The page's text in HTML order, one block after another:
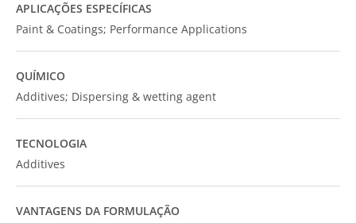
APLICAÇÕES ESPECÍFICAS
Paint & Coatings; Performance Applications
QUÍMICO
Additives; Dispersing & wetting agent
TECNOLOGIA
Additives
VANTAGENS DA FORMULAÇÃO